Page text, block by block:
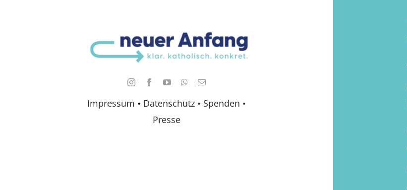
Impressum • Datenschutz • Spenden •
Presse